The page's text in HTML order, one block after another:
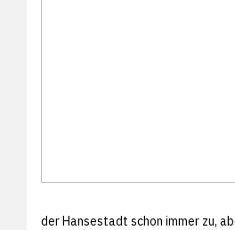
der Hansestadt schon immer zu,